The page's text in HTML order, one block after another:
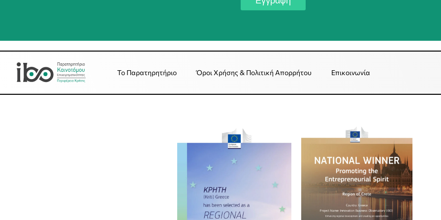
Το Παρατηρητήριο Όροι Χρήσης & Πολιτική Απορρήτου Επικοινωνία